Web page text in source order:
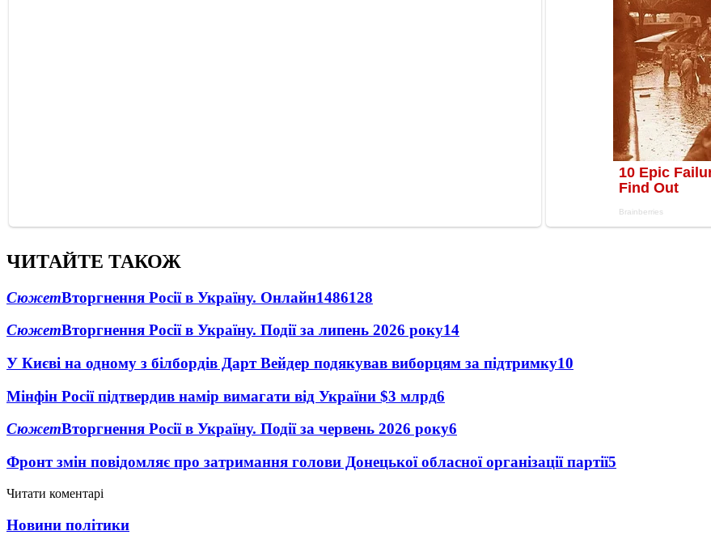
ЧИТАЙТЕ ТАКОЖ
СюжетВторгнення Росії в Україну. Онлайн1486128
СюжетВторгнення Росії в Україну. Події за липень 2026 року14
У Києві на одному з білбордів Дарт Вейдер подякував виборцям за підтримку10
Мінфін Росії підтвердив намір вимагати від України $3 млрд6
СюжетВторгнення Росії в Україну. Події за червень 2026 року6
Фронт змін повідомляє про затримання голови Донецької обласної організації партії5
Читати коментарі
Новини політики